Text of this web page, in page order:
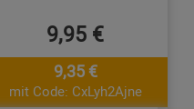
9,95 €
9,35 €
mit Code: CxLyh2Ajne